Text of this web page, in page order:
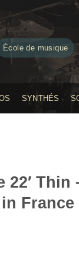
École de musique
SYNTHÉS
Thin
France